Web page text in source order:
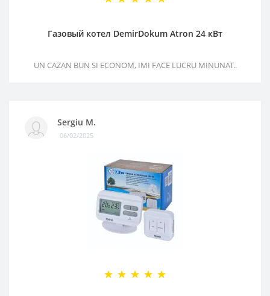
Газовый котел DemirDokum Atron 24 кВт
UN CAZAN BUN SI ECONOM, IMI FACE LUCRU MINUNAT..
Sergiu M.
06/02/2025